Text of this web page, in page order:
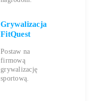
Grywalizacja
FitQuest
Postaw na
firmową
grywalizację
sportową.